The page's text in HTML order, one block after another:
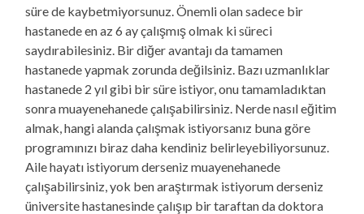
süre de kaybetmiyorsunuz. Önemli olan sadece bir
hastanede en az 6 ay çalışmış olmak ki süreci
saydırabilesiniz. Bir diğer avantajı da tamamen
hastanede yapmak zorunda değilsiniz. Bazı uzmanlıklar
hastanede 2 yıl gibi bir süre istiyor, onu tamamladıktan
sonra muayenehanede çalışabilirsiniz. Nerde nasıl eğitim
almak, hangi alanda çalışmak istiyorsanız buna göre
programınızı biraz daha kendiniz belirleyebiliyorsunuz.
Aile hayatı istiyorum derseniz muayenehanede
çalışabilirsiniz, yok ben araştırmak istiyorum derseniz
üniversite hastanesinde çalışıp bir taraftan da doktora